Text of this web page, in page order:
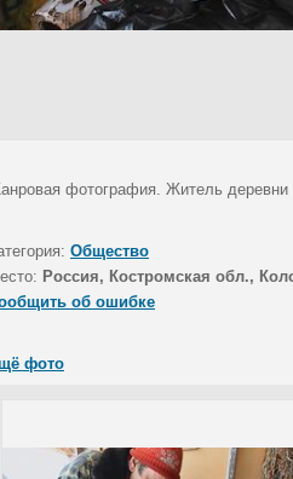
фотография. Житель деревни
Общество
Россия, Костромская обл.,
об ошибке
фото